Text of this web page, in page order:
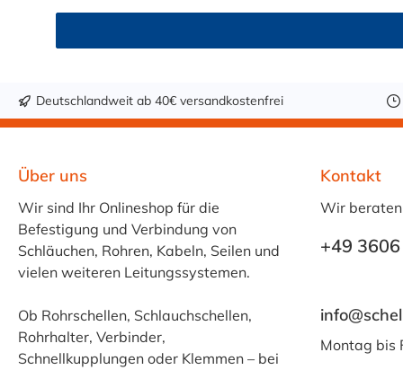
Fruchtsaft, Limonade, Mineralwasser, Süßmost
Getränken sollte +40 °C nicht überschritten
Deutschlandweit ab 40€ versandkostenfrei
Über uns
Wir sind Ihr Onlineshop für die
Befestigung und Verbindung von
Schläuchen, Rohren, Kabeln, Seilen und
vielen weiteren Leitungssystemen.
Ob Rohrschellen, Schlauchschellen,
Rohrhalter, Verbinder,
Schnellkupplungen oder Klemmen – bei
Kontakt
Wir beraten
+49
Montag bis